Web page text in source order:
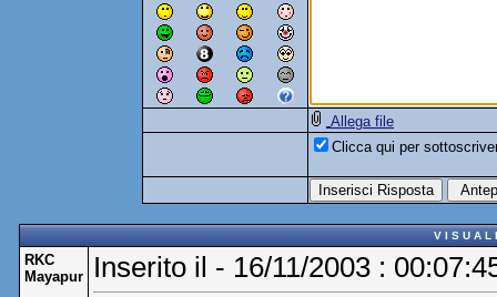
Allega file
Clicca qui per
V I S U A L
RKC
Mayapur
Inserito il - 16/11/2003 :